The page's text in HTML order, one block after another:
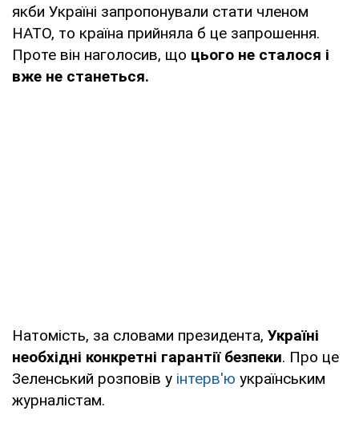
якби Україні запропонували стати членом
НАТО, то країна прийняла б це запрошення.
Проте він наголосив, що цього не сталося і
вже не станеться.
Натомість, за словами президента, Україні
необхідні конкретні гарантії безпеки. Про це
Зеленський розповів у інтерв'ю українським
журналістам.